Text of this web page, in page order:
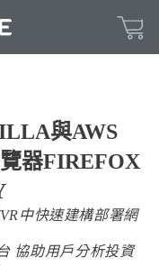
與AWS
器FIREFOX
中快速建構部署網
協助用戶分析投資